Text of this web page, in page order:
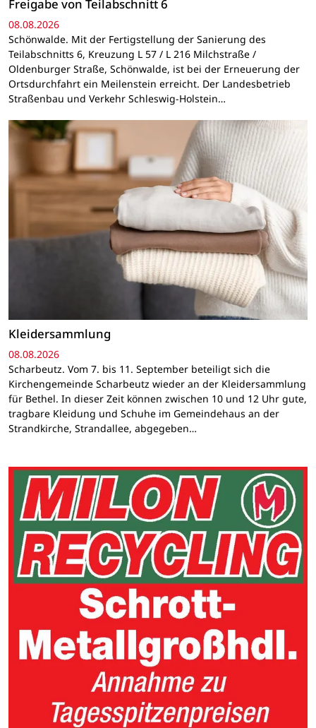
Freigabe von Teilabschnitt 6
08.08.2026
Schönwalde. Mit der Fertigstellung der Sanierung des
Teilabschnitts 6, Kreuzung L 57 / L 216 Milchstraße /
Oldenburger Straße, Schönwalde, ist bei der Erneuerung der
Ortsdurchfahrt ein Meilenstein erreicht. Der Landesbetrieb
Straßenbau und Verkehr Schleswig-Holstein…
Kleidersammlung
08.08.2026
Scharbeutz. Vom 7. bis 11. September beteiligt sich die
Kirchengemeinde Scharbeutz wieder an der Kleidersammlung
für Bethel. In dieser Zeit können zwischen 10 und 12 Uhr gute,
tragbare Kleidung und Schuhe im Gemeindehaus an der
Strandkirche, Strandallee, abgegeben…